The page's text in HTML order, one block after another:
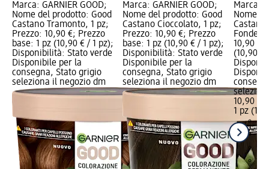
Marca: GARNIER GOOD;
Nome del prodotto: Good
Castano Tramonto, 1 pz;
Prezzo: 10,90 €; Prezzo
base: 1 pz (10,90 € / 1 pz);
Disponibilità: Stato verde
Disponibile per la
consegna, Stato grigio
seleziona il negozio dm
Marca: GARNIER GOOD;
Nome del prodotto: Good
Castano Cioccolato, 1 pz;
Prezzo: 10,90 €; Prezzo
base: 1 pz (10,90 € / 1 pz);
Disponibilità: Stato verde
Disponibile per la
consegna, Stato grigio
seleziona il negozio dm
Marca:
Nome
Castano
10,90 €;
(10,90 €
10,90 €
1 pz